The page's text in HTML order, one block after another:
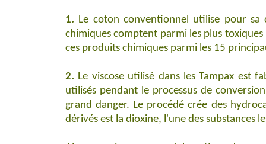
1. Le coton conventionnel utilise pour sa
chimiques comptent parmi les plus
ces produits chimiques parmi les 15
2. Le viscose utilisé dans les Tampax est
utilisés pendant le processus de
grand danger. Le procédé crée des
dérivés est la dioxine, l'une des substances